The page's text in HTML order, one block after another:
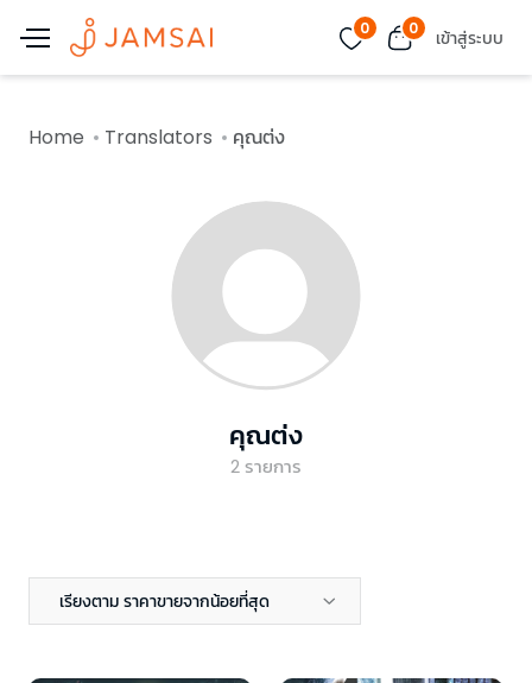
0 0 เข้าสู่ระบบ
Home Translators คุณต่ง
คุณต่ง
2รายการ
เรียงตาม ราคาขายจากน้อยที่สุด